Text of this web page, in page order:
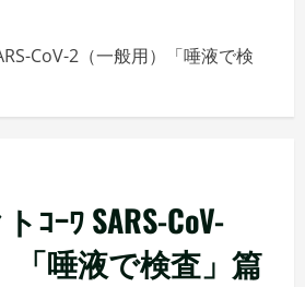
CoV-2（一般用）「唾液で検
ｺｰﾜ SARS-CoV-
「唾液で検査」篇